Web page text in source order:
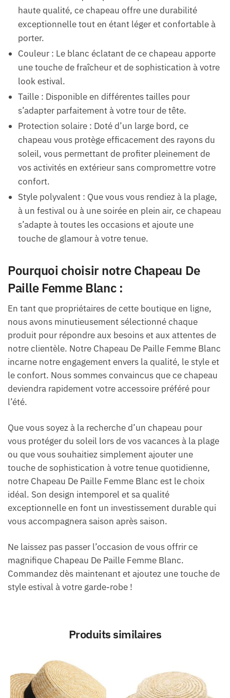
haute qualité, ce chapeau offre une durabilité
exceptionnelle tout en étant léger et confortable à
porter.
Couleur : Le blanc éclatant de ce chapeau apporte
une touche de fraîcheur et de sophistication à votre
look estival.
Taille : Disponible en différentes tailles pour
s’adapter parfaitement à votre tour de tête.
Protection solaire : Doté d’un large bord, ce
chapeau vous protège efficacement des rayons du
soleil, vous permettant de profiter pleinement de
vos activités en extérieur sans compromettre votre
confort.
Style polyvalent : Que vous vous rendiez à la plage,
à un festival ou à une soirée en plein air, ce chapeau
s’adapte à toutes les occasions et ajoute une
touche de glamour à votre tenue.
Pourquoi choisir notre Chapeau De
Paille Femme Blanc :
En tant que propriétaires de cette boutique en ligne,
nous avons minutieusement sélectionné chaque
produit pour répondre aux besoins et aux attentes de
notre clientèle. Notre Chapeau De Paille Femme Blanc
incarne notre engagement envers la qualité, le style et
le confort. Nous sommes convaincus que ce chapeau
deviendra rapidement votre accessoire préféré pour
l’été.
Que vous soyez à la recherche d’un chapeau pour
vous protéger du soleil lors de vos vacances à la plage
ou que vous souhaitiez simplement ajouter une
touche de sophistication à votre tenue quotidienne,
notre Chapeau De Paille Femme Blanc est le choix
idéal. Son design intemporel et sa qualité
exceptionnelle en font un investissement durable qui
vous accompagnera saison après saison.
Ne laissez pas passer l’occasion de vous offrir ce
magnifique Chapeau De Paille Femme Blanc.
Commandez dès maintenant et ajoutez une touche de
style estival à votre garde-robe !
Produits similaires